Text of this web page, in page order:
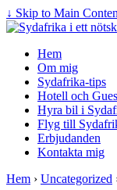
↓ Skip to Main
Hem
Om mig
Sydafrika-tips
Hotell och
Hyra bil i
Flyg till
Erbjudanden
Kontakta mig
Hem › Uncategorized